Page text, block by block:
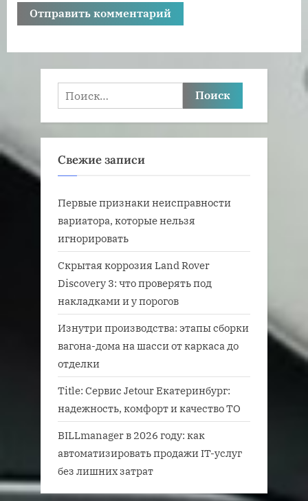
Найти:
Свежие записи
Первые признаки неисправности
вариатора, которые нельзя
игнорировать
Скрытая коррозия Land Rover
Discovery 3: что проверять под
накладками и у порогов
Изнутри производства: этапы сборки
вагона-дома на шасси от каркаса до
отделки
Title: Сервис Jetour Екатеринбург:
надежность, комфорт и качество ТО
BILLmanager в 2026 году: как
автоматизировать продажи IT-услуг
без лишних затрат